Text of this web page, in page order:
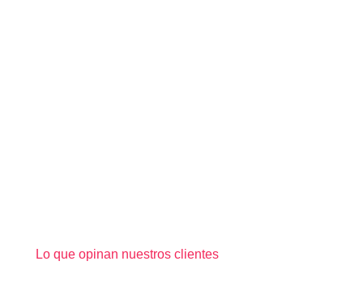
Lo que opinan nuestros clientes